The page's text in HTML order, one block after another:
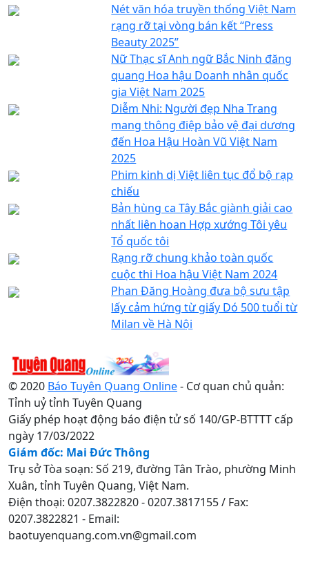
Nét văn hóa truyền thống Việt Nam
rạng rỡ tại vòng bán kết “Press
Beauty 2025”
Nữ Thạc sĩ Anh ngữ Bắc Ninh đăng
quang Hoa hậu Doanh nhân quốc
gia Việt Nam 2025
Diễm Nhi: Người đẹp Nha Trang
mang thông điệp bảo vệ đại dương
đến Hoa Hậu Hoàn Vũ Việt Nam
2025
Phim kinh dị Việt liên tục đổ bộ rạp
chiếu
Bản hùng ca Tây Bắc giành giải cao
nhất liên hoan Hợp xướng Tôi yêu
Tổ quốc tôi
Rạng rỡ chung khảo toàn quốc
cuộc thi Hoa hậu Việt Nam 2024
Phan Đăng Hoàng đưa bộ sưu tập
lấy cảm hứng từ giấy Dó 500 tuổi từ
Milan về Hà Nội
© 2020 Báo Tuyên Quang Online- Cơ quan chủ quản:
Tỉnh uỷ tỉnh Tuyên Quang
Giấy phép hoạt động báo điện tử số 140/GP-BTTTT cấp
ngày 17/03/2022
Giám đốc: Mai Đức Thông
Trụ sở Tòa soạn: Số 219, đường Tân Trào, phường Minh
Xuân, tỉnh Tuyên Quang, Việt Nam.
Điện thoại: 0207.3822820 - 0207.3817155 / Fax:
0207.3822821 - Email:
baotuyenquang.com.vn@gmail.com